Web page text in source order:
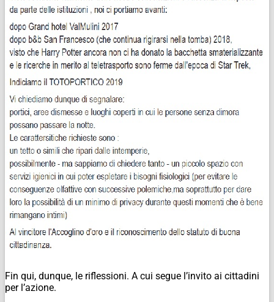
Fin qui, dunque, le riflessioni. A cui segue l’invito ai cittadini
per l’azione.